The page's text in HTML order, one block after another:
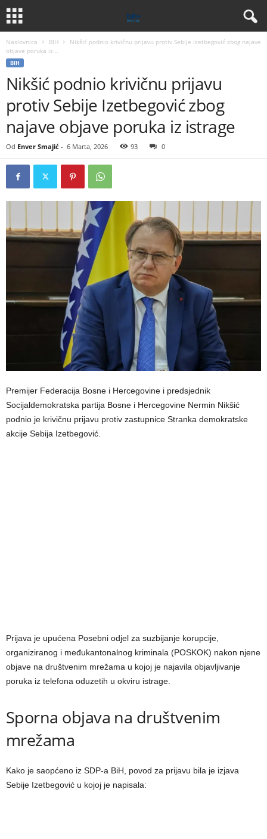
Naslovnica BIH
Nikšić podnio krivičnu prijavu protiv Sebije Izetbegović zbog najave
objave poruka iz...
BIH
Nikšić podnio krivičnu prijavu
protiv Sebije Izetbegović zbog
najave objave poruka iz istrage
Od Enver Smajić - 6 Marta, 2026 93 0
Premijer Federacija Bosne i Hercegovine i predsjednik
Socijaldemokratska partija Bosne i Hercegovine Nermin Nikšić
podnio je krivičnu prijavu protiv zastupnice Stranka demokratske
akcije Sebija Izetbegović.
Prijava je upućena Posebni odjel za suzbijanje korupcije,
organiziranog i međukantonalnog kriminala (POSKOK) nakon njene
objave na društvenim mrežama u kojoj je najavila objavljivanje
poruka iz telefona oduzetih u okviru istrage.
Sporna objava na društvenim
mrežama
Kako je saopćeno iz SDP-a BiH, povod za prijavu bila je izjava
Sebije Izetbegović u kojoj je napisala: